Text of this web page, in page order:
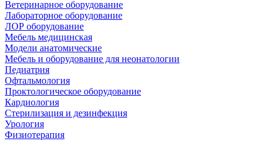
Ветеринарное оборудование
Лабораторное оборудование
ЛОР оборудование
Мебель медицинская
Модели анатомические
Мебель и оборудование для неонатологии
Педиатрия
Офтальмология
Проктологическое оборудование
Кардиология
Стерилизация и дезинфекция
Урология
Физиотерапия